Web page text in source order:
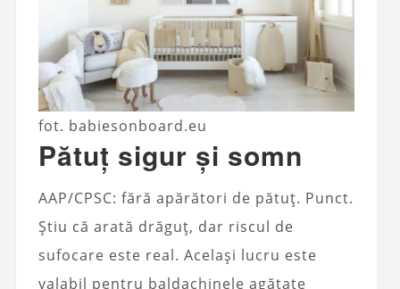
fot. babiesonboard.eu
Pătuț sigur și somn
AAP/CPSC: fără apărători de pătuț. Punct.
Știu că arată drăguț, dar riscul de
sufocare este real. Același lucru este
valabil pentru baldachinele agățate